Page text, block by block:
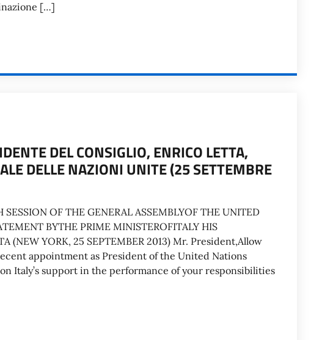
[…]
DEL CONSIGLIO, ENRICO LETTA,
DELLE NAZIONI UNITE (25 SETTEMBRE
OF THE GENERAL ASSEMBLYOF THE UNITED
BYTHE PRIME MINISTEROFITALY HIS
(NEW YORK, 25 SEPTEMBER 2013) Mr. President,Allow
appointment as President of the United Nations
Italy’s support in the performance of your responsibilities